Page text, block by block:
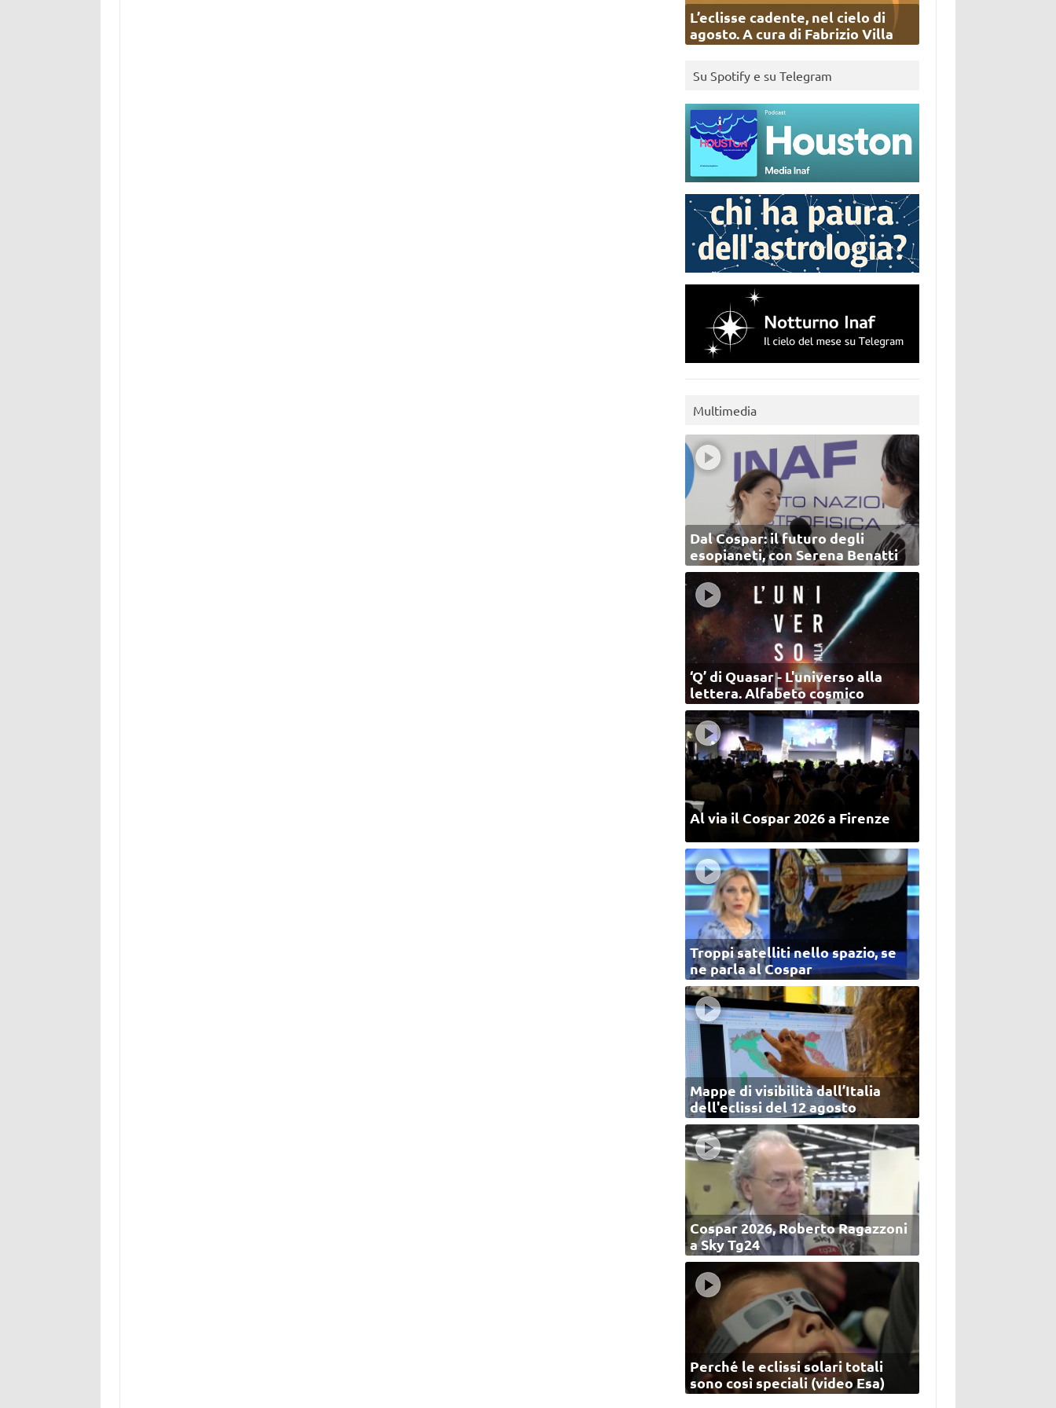
L’eclisse cadente, nel cielo di
agosto. A cura di Fabrizio Villa
Su Spotify e su Telegram
Multimedia
Dal Cospar: il futuro degli
esopianeti, con Serena Benatti
‘Q’ di Quasar - L'universo alla
lettera. Alfabeto cosmico
Al via il Cospar 2026 a Firenze
Troppi satelliti nello spazio, se
ne parla al Cospar
Mappe di visibilità dall’Italia
dell'eclissi del 12 agosto
Cospar 2026, Roberto Ragazzoni
a Sky Tg24
Perché le eclissi solari totali
sono così speciali (video Esa)